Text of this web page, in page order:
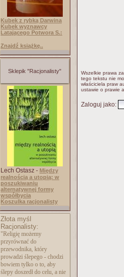
Kubek z rybką Darwina
Kubek wyznawcy
Latającego Potwora S.:
Znajdź książkę..
Sklepik "Racjonalisty"
Lech Ostasz - Między
realnością a utopią: w
poszukiwaniu
alternatywnej formy
współbycia
Koszulka racjonalisty
Złota myśl
Racjonalisty:
"Religię możemy
przyrównać do
przewodnika, który
prowadzi ślepego - chodzi
bowiem tylko o to, aby
ślepy doszedł do celu, a nie
Wszelkie prawa
tego tekstu nie
właściciela praw
ustawie o prawie
Zaloguj jako: